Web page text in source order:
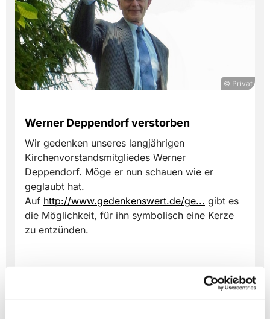
© Privat
Werner Deppendorf verstorben
Wir gedenken unseres langjährigen
Kirchenvorstandsmitgliedes Werner
Deppendorf. Möge er nun schauen wie er
geglaubt hat.
Auf http://www.gedenkenswert.de/ge... gibt es
die Möglichkeit, für ihn symbolisch eine Kerze
zu entzünden.